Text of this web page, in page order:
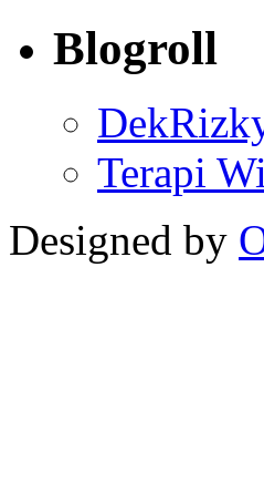
Blogroll
Terapi
Designed by